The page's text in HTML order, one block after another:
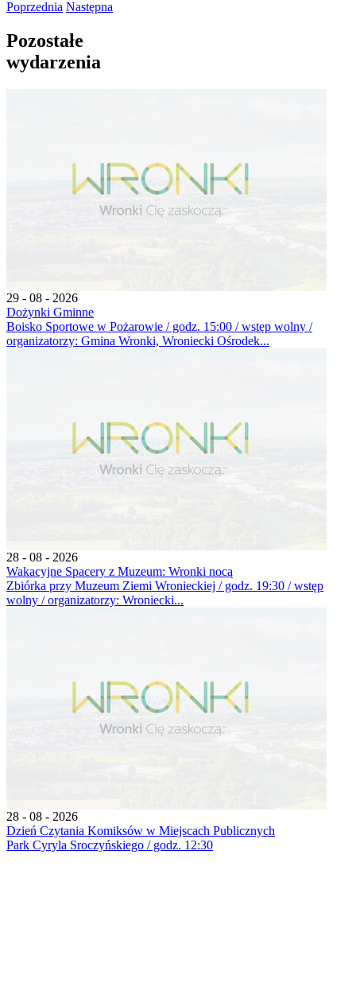
Poprzednia Następna
Pozostałe
wydarzenia
29 - 08 - 2026
Dożynki Gminne
Boisko Sportowe w Pożarowie / godz. 15:00 / wstęp wolny /
organizatorzy: Gmina Wronki, Wroniecki Ośrodek...
28 - 08 - 2026
Wakacyjne Spacery z Muzeum: Wronki nocą
Zbiórka przy Muzeum Ziemi Wronieckiej / godz. 19:30 / wstęp
wolny / organizatorzy: Wroniecki...
28 - 08 - 2026
Dzień Czytania Komiksów w Miejscach Publicznych
Park Cyryla Sroczyńskiego / godz. 12:30